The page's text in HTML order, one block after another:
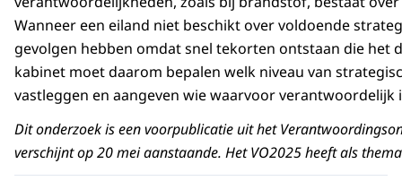
Wanneer een eiland niet beschikt over voldoende
gevolgen hebben omdat snel tekorten ontstaan die het
kabinet moet daarom bepalen welk niveau van
vastleggen en aangeven wie waarvoor verantwoordelijk
Dit onderzoek is een voorpublicatie uit het
verschijnt op 20 mei aanstaande. Het VO2025 heeft als